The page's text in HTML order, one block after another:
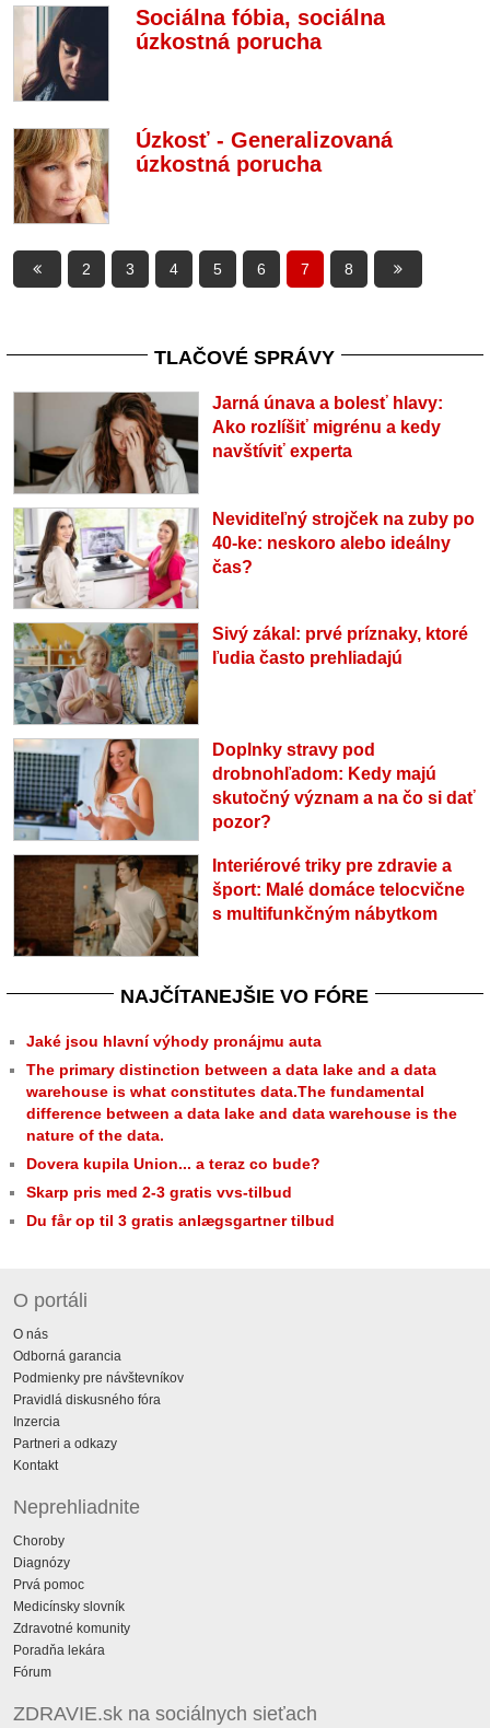
Sociálna fóbia, sociálna
úzkostná porucha
Úzkosť - Generalizovaná
úzkostná porucha
2 3 4 5 6 7 8
TLAČOVÉ SPRÁVY
Jarná únava a bolesť hlavy:
Ako rozlíšiť migrénu a kedy
navštíviť experta
Neviditeľný strojček na zuby po
40-ke: neskoro alebo ideálny
čas?
Sivý zákal: prvé príznaky, ktoré
ľudia často prehliadajú
Doplnky stravy pod
drobnohľadom: Kedy majú
skutočný význam a na čo si dať
pozor?
Interiérové triky pre zdravie a
šport: Malé domáce telocvične
s multifunkčným nábytkom
NAJČÍTANEJŠIE VO FÓRE
Jaké jsou hlavní výhody pronájmu auta
The primary distinction between a data lake and a data
warehouse is what constitutes data.The fundamental
difference between a data lake and data warehouse is the
nature of the data.
Dovera kupila Union... a teraz co bude?
Skarp pris med 2-3 gratis vvs-tilbud
Du får op til 3 gratis anlægsgartner tilbud
O portáli
O nás
Odborná garancia
Podmienky pre návštevníkov
Pravidlá diskusného fóra
Inzercia
Partneri a odkazy
Kontakt
Neprehliadnite
Choroby
Diagnózy
Prvá pomoc
Medicínsky slovník
Zdravotné komunity
Poradňa lekára
Fórum
ZDRAVIE.sk na sociálnych sieťach